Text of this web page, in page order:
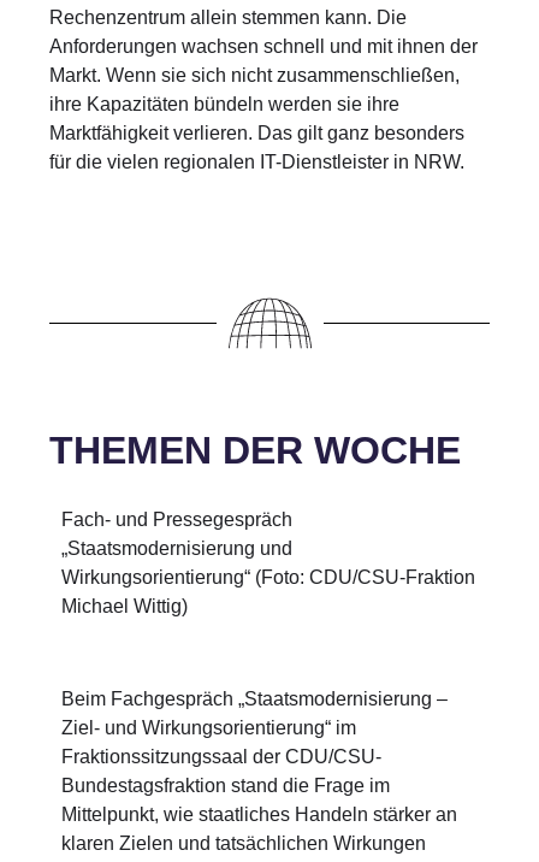
Rechenzentrum allein stemmen kann. Die
Anforderungen wachsen schnell und mit ihnen der
Markt. Wenn sie sich nicht zusammenschließen,
ihre Kapazitäten bündeln werden sie ihre
Marktfähigkeit verlieren. Das gilt ganz besonders
für die vielen regionalen IT-Dienstleister in NRW.
THEMEN DER WOCHE
Fach- und Pressegespräch
„Staatsmodernisierung und
Wirkungsorientierung“ (Foto: CDU/CSU-Fraktion
Michael Wittig)
Beim Fachgespräch „Staatsmodernisierung –
Ziel- und Wirkungsorientierung“ im
Fraktionssitzungssaal der CDU/CSU-
Bundestagsfraktion stand die Frage im
Mittelpunkt, wie staatliches Handeln stärker an
klaren Zielen und tatsächlichen Wirkungen